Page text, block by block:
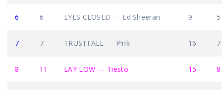
6 6 EYES CLOSED — Ed Sheeran 9 5
7 7 TRUSTFALL — P!nk 16 7
8 11 LAY LOW — Tiësto 15 8